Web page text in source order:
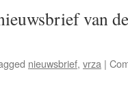
van
nieuwsbrief, vrza |